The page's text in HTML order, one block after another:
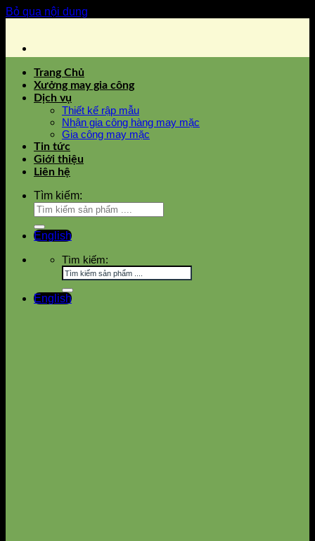
Bỏ qua nội dung
Trang Chủ
Xưởng may gia công
Dịch vụ
Thiết kế rập mẫu
Nhận gia công hàng may mặc
Gia công may mặc
Tin tức
Giới thiệu
Liên hệ
Tìm kiếm:
English
Tìm kiếm:
English